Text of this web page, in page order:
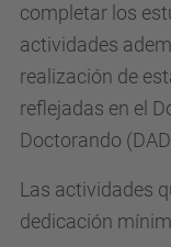
completar los
actividades
realización de
reflejadas en el
Doctorando
Las actividades
dedicación